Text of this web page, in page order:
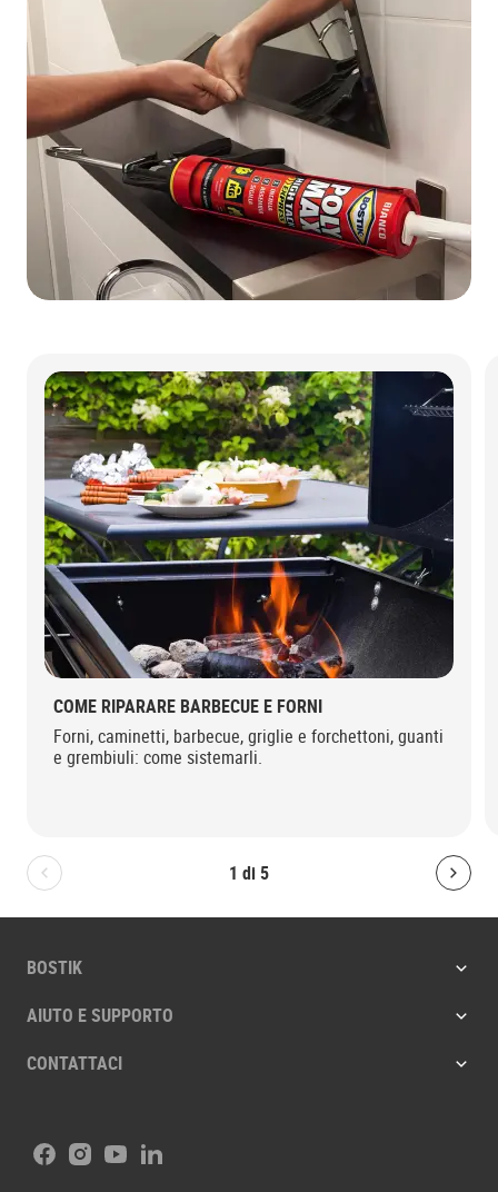
1 di5
Bolton.General.PreviousSlide
COME RIPARARE BARBECUE E FORNI
Forni, caminetti, barbecue, griglie e forchettoni, guanti
e grembiuli: come sistemarli.
BOSTIK
AIUTO E SUPPORTO
CONTATTACI
Facebook
Instagram
YoutubeLinkedIn